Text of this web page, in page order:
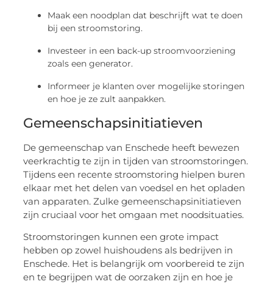
Maak een noodplan dat beschrijft wat te doen
bij een stroomstoring.
Investeer in een back-up stroomvoorziening
zoals een generator.
Informeer je klanten over mogelijke storingen
en hoe je ze zult aanpakken.
Gemeenschapsinitiatieven
De gemeenschap van Enschede heeft bewezen
veerkrachtig te zijn in tijden van stroomstoringen.
Tijdens een recente stroomstoring hielpen buren
elkaar met het delen van voedsel en het opladen
van apparaten. Zulke gemeenschapsinitiatieven
zijn cruciaal voor het omgaan met noodsituaties.
Stroomstoringen kunnen een grote impact
hebben op zowel huishoudens als bedrijven in
Enschede. Het is belangrijk om voorbereid te zijn
en te begrijpen wat de oorzaken zijn en hoe je